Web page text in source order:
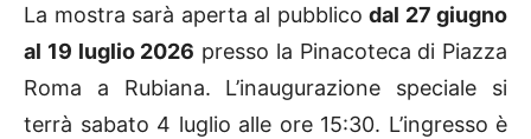
La mostra sarà aperta al pubblico dal 27 giugno
al 19 luglio 2026 presso la Pinacoteca di Piazza
Roma a Rubiana. L’inaugurazione speciale si
terrà sabato 4 luglio alle ore 15:30. L’ingresso è